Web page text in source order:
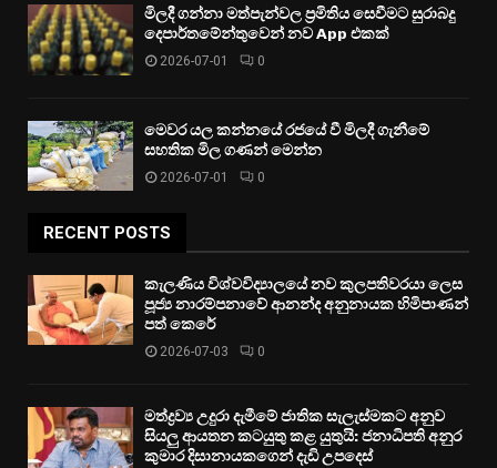
මිලදී ගන්නා මත්පැන්වල ප්‍රමිතිය සෙවීමට සුරාබදු
දෙපාර්තමේන්තුවෙන් නව App එකක්
2026-07-01 0
මෙවර යල කන්නයේ රජයේ වී මිලදී ගැනීමේ
සහතික මිල ගණන් මෙන්න
2026-07-01 0
RECENT POSTS
කැලණිය විශ්වවිද්‍යාලයේ නව කුලපතිවරයා ලෙස
පූජ්‍ය නාරම්පනාවේ ආනන්ද අනුනායක හිමිපාණන්
පත් කෙරේ
2026-07-03 0
මත්ද්‍රව්‍ය උදුරා දැමීමේ ජාතික සැලැස්මකට අනුව
සියලු ආයතන කටයුතු කළ යුතුයි: ජනාධිපති අනුර
කුමාර දිසානායකගෙන් දැඩි උපදෙස්